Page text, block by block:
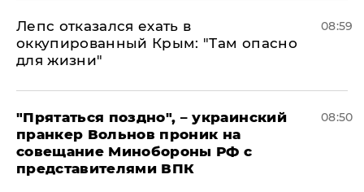
Лепс отказался ехать в
оккупированный Крым: "Там опасно
для жизни"
08:59
"Прятаться поздно", – украинский
пранкер Вольнов проник на
совещание Минобороны РФ с
представителями ВПК
08:50